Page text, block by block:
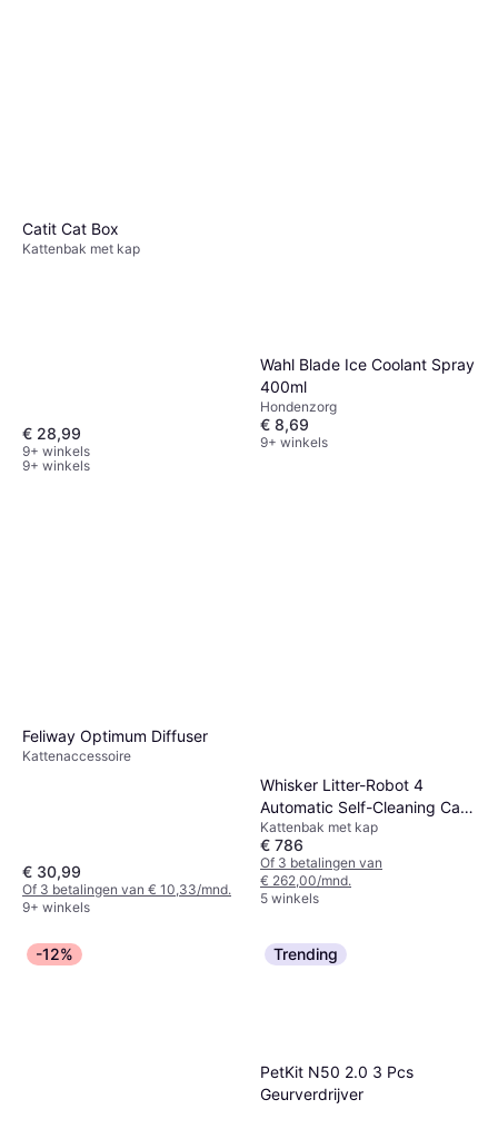
€ 6,79€ 7,99
Of 3 betalingen van € 2,26/mnd.
9+ winkels
Catit Cat Box
Kattenbak met kap
€ 28,99
9+ winkels
Wahl Blade Ice Coolant Spray
400ml
Hondenzorg
€ 8,69
9+ winkels
Feliway Optimum Diffuser
Kattenaccessoire
€ 30,99
Of 3 betalingen van € 10,33/mnd.
9+ winkels
Whisker Litter-Robot 4
Automatic Self-Cleaning Cat
Litter Box - Black
Kattenbak met kap
€ 786
Of 3 betalingen van
€ 262,00/mnd.
5 winkels
-12% Trending
PetKit N50 2.0 3 Pcs
Geurverdrijver